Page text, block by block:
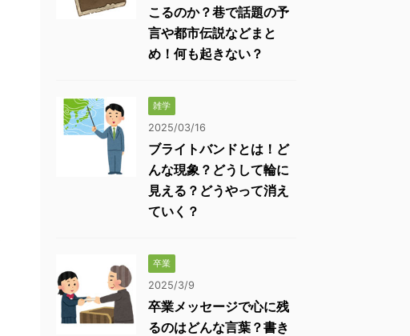
こるのか？巷で話題の予
言や都市伝説などまと
め！何も起きない？
雑学
2025/03/16
ブライトバンドとは！ど
んな現象？どうして輪に
見える？どうやって消え
ていく？
卒業
2025/3/9
卒業メッセージで心に残
るのはどんな言葉？書き